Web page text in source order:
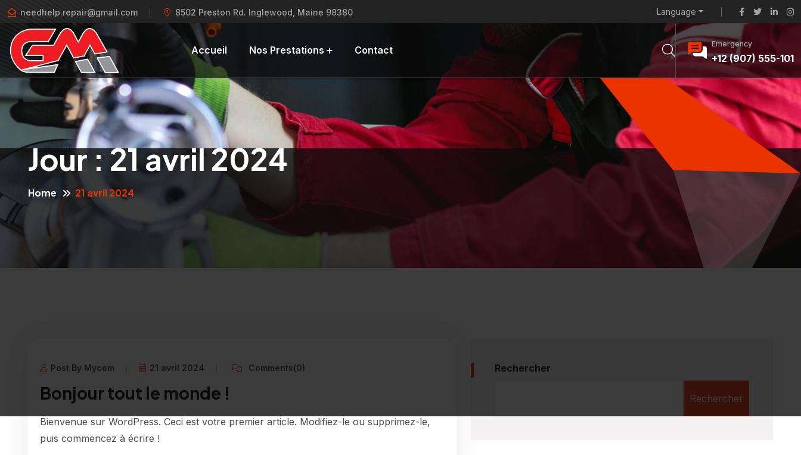
needhelp.repair@gmail.com 8502 Preston Rd. Inglewood, Maine 98380 Language
Accueil Nos Prestations Contact
Emergency
+12 (907) 555-101
Jour :21 avril 2024
Home 21 avril 2024
Post By Mycom 21 avril 2024 Comments(0)
Bonjour tout le monde !
Bienvenue sur WordPress. Ceci est votre premier article. Modifiez-le ou supprimez-le,
puis commencez à écrire !
Rechercher
Rechercher